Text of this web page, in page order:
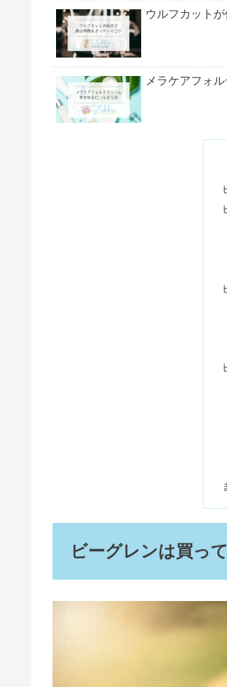
無印のお香は
財宝温泉水は
ウルフカット
メラケアフォ
五苓散飲み続